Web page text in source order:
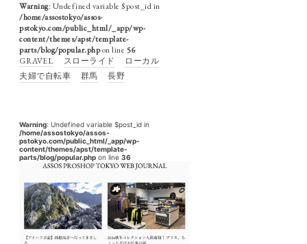
Warning: Undefined variable $post_id in
/home/assostokyo/assos-
pstokyo.com/public_html/_app/wp-
content/themes/apst/template-
parts/blog/popular.phpon line 56
GRAVEL
スローライド
ローカル
夫婦で自転車
群馬 長野
Warning: Undefined variable $post_id in
/home/assostokyo/assos-
pstokyo.com/public_html/_app/wp-
content/themes/apst/template-
parts/blog/popular.php on line 36